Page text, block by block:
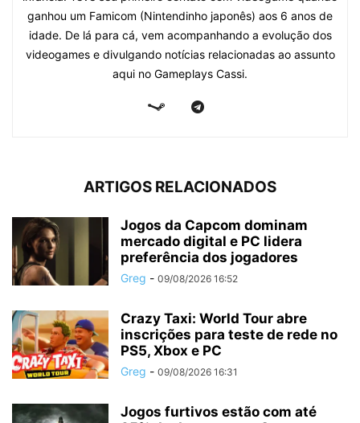
ganhou um Famicom (Nintendinho japonês) aos 6 anos de
idade. De lá para cá, vem acompanhando a evolução dos
videogames e divulgando notícias relacionadas ao assunto
aqui no Gameplays Cassi.
ARTIGOS RELACIONADOS
Jogos da Capcom dominam
mercado digital e PC lidera
preferência dos jogadores
Greg - 09/08/2026 16:52
Crazy Taxi: World Tour abre
inscrições para teste de rede no
PS5, Xbox e PC
Greg - 09/08/2026 16:31
Jogos furtivos estão com até